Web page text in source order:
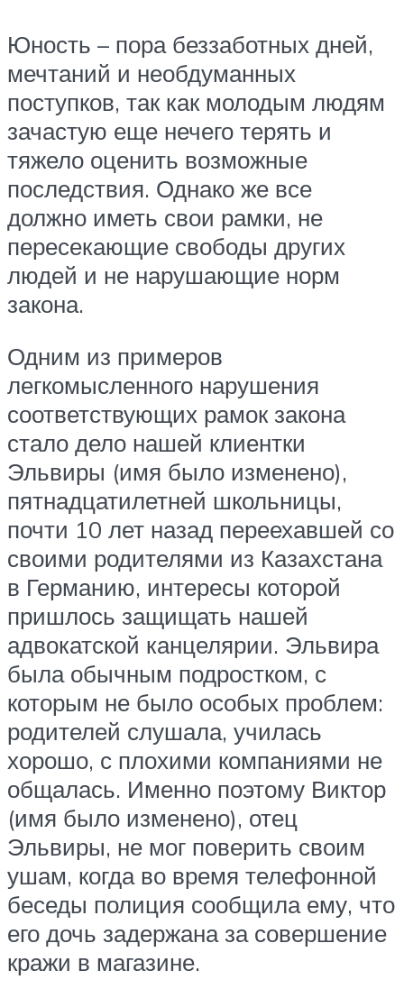
Юность – пора беззаботных дней,
мечтаний и необдуманных
поступков, так как молодым людям
зачастую еще нечего терять и
тяжело оценить возможные
последствия. Однако же все
должно иметь свои рамки, не
пересекающие свободы других
людей и не нарушающие норм
закона.
Одним из примеров
легкомысленного нарушения
соответствующих рамок закона
стало дело нашей клиентки
Эльвиры (имя было изменено),
пятнадцатилетней школьницы,
почти 10 лет назад переехавшей со
своими родителями из Казахстана
в Германию, интересы которой
пришлось защищать нашей
адвокатской канцелярии. Эльвира
была обычным подростком, с
которым не было особых проблем:
родителей слушала, училась
хорошо, с плохими компаниями не
общалась. Именно поэтому Виктор
(имя было изменено), отец
Эльвиры, не мог поверить своим
ушам, когда во время телефонной
беседы полиция сообщила ему, что
его дочь задержана за совершение
кражи в магазине.